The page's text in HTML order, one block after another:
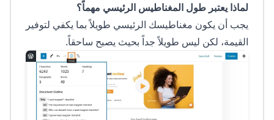
لماذا يعتبر طول المغناطيس الرئيسي مهماً؟
يجب أن يكون مغناطيسك الرئيسي طويلاً بما يكفي لتوفير
القيمة، لكن ليس طويلاً جداً بحيث يصبح ساحقاً.